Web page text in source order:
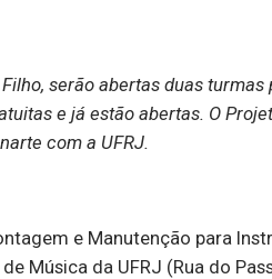
serão abertas duas turmas
e já estão abertas. O
com a UFRJ.
e Manutenção para
Música da UFRJ (Rua do